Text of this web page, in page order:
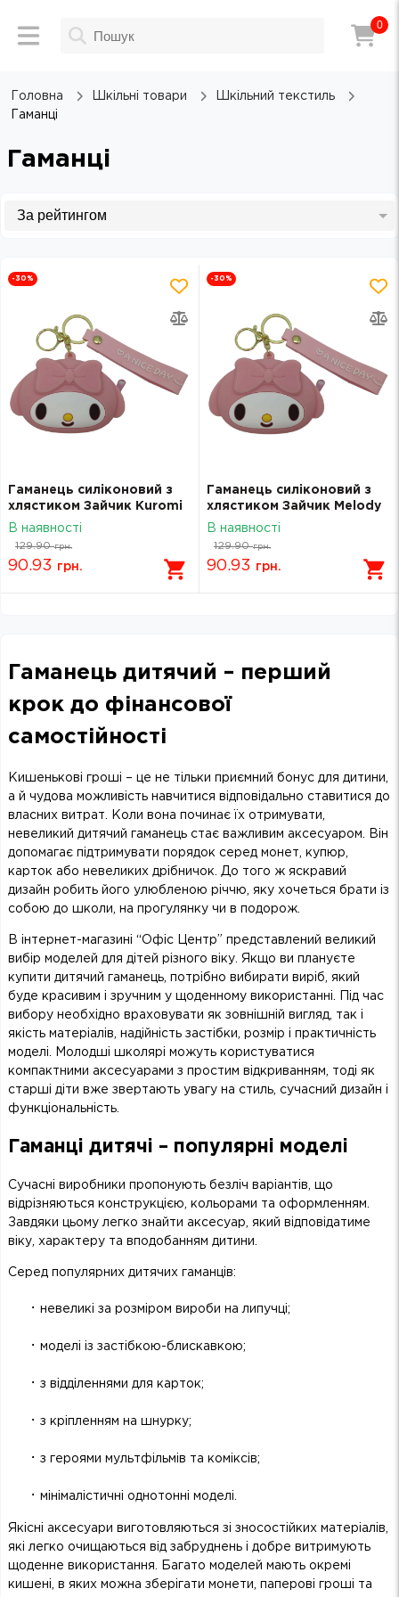
0
Головна Шкільні товари
Шкільний текстиль
Гаманці
Гаманці
-30%
Гаманець силіконовий з
хлястиком Зайчик Kuromi
8,5х8см 2301-8
В наявності
129.90 грн.
90.93 грн.
-30%
Гаманець силіконовий з
хлястиком Зайчик Melody
10х6см 2301-8-М
В наявності
129.90 грн.
90.93 грн.
Гаманець дитячий – перший
крок до фінансової
самостійності
Кишенькові гроші – це не тільки приємний бонус для дитини,
а й чудова можливість навчитися відповідально ставитися до
власних витрат. Коли вона починає їх отримувати,
невеликий дитячий гаманець стає важливим аксесуаром. Він
допомагає підтримувати порядок серед монет, купюр,
карток або невеликих дрібничок. До того ж яскравий
дизайн робить його улюбленою річчю, яку хочеться брати із
собою до школи, на прогулянку чи в подорож.
В інтернет-магазині “Офіс Центр” представлений великий
вибір моделей для дітей різного віку. Якщо ви плануєте
купити дитячий гаманець, потрібно вибирати виріб, який
буде красивим і зручним у щоденному використанні. Під час
вибору необхідно враховувати як зовнішній вигляд, так і
якість матеріалів, надійність застібки, розмір і практичність
моделі. Молодші школярі можуть користуватися
компактними аксесуарами з простим відкриванням, тоді як
старші діти вже звертають увагу на стиль, сучасний дизайн і
функціональність.
Гаманці дитячі – популярні моделі
Сучасні виробники пропонують безліч варіантів, що
відрізняються конструкцією, кольорами та оформленням.
Завдяки цьому легко знайти аксесуар, який відповідатиме
віку, характеру та вподобанням дитини.
Серед популярних дитячих гаманців:
· невеликі за розміром вироби на липучці;
· моделі із застібкою-блискавкою;
· з відділеннями для карток;
· з кріпленням на шнурку;
· з героями мультфільмів та коміксів;
· мінімалістичні однотонні моделі.
Якісні аксесуари виготовляються зі зносостійких матеріалів,
які легко очищаються від забруднень і добре витримують
щоденне використання. Багато моделей мають окремі
кишені, в яких можна зберігати монети, паперові гроші та